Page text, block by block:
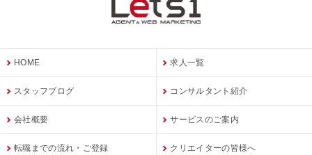
HOME 求人一覧
スタッフブログ コンサルタント紹介
会社概要 サービスのご案内
転職までの流れ・ご登録 クリエイターの皆様へ